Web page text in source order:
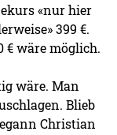
«nur hier
399 €.
€ wäre möglich.
wäre. Man
Blieb
Christian